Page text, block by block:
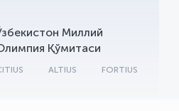
Миллий
Қўмитаси
ALTIUS FORTIUS